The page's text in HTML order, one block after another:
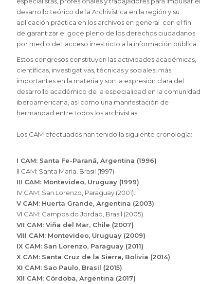
desarrollo teórico de la Archivística en la región y su
aplicación práctica en los archivos en general con el fin
de garantizar el goce pleno de los derechos ciudadanos
por medio del acceso irrestricto a la información pública.
Estos congresos constituyen las actividades académicas,
científicas, investigativas, técnicas y sociales, más
importantes en la materia y son la expresión clara del
desarrollo académico de la especialidad en la comunidad
iberoamericana, así como una manifestación de
hermandad entre todos los archivistas.
Los CAM efectuados han tenido la siguiente cronología:
I CAM: Santa Fe-Paraná, Argentina (1996)
II CAM: Santa María, Brasil (1997).
III CAM: Montevideo, Uruguay (1999)
IV CAM: San Lorenzo, Paraguay (2001).
V CAM: Huerta Grande, Argentina (2003)
VI CAM: Campos do Jordao, Brasil (2005).
VII CAM: Viña del Mar, Chile (2007)
VIII CAM: Montevideo, Uruguay (2009)
IX CAM: San Lorenzo, Paraguay (2011)
X CAM: Santa Cruz de la Sierra, Bolivia (2014)
XI CAM: Sao Paulo, Brasil (2015)
XII CAM: Córdoba, Argentina (2017)